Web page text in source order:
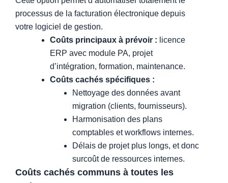
processus de la facturation électronique depuis
votre logiciel de gestion.
Coûts principaux à prévoir : licence
ERP avec module PA, projet
d’intégration, formation, maintenance.
Coûts cachés spécifiques :
Nettoyage des données avant
migration (clients, fournisseurs).
Harmonisation des plans
comptables et workflows internes.
Délais de projet plus longs, et donc
surcoût de ressources internes.
Coûts cachés communs à toutes les